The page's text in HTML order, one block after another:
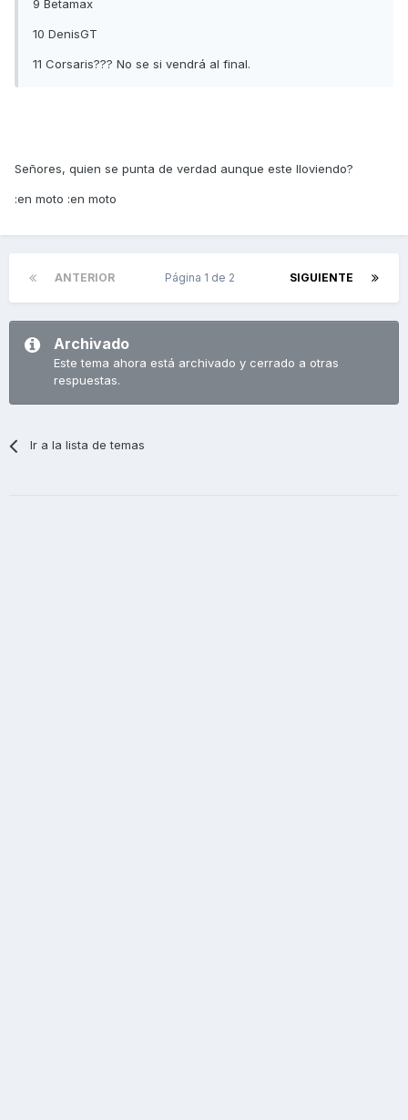
9 Betamax
10 DenisGT
11 Corsaris??? No se si vendrá al final.
Señores, quien se punta de verdad aunque este lloviendo?
:en moto :en moto
ANTERIOR SIGUIENTE
Página 1 de 2
Archivado
Este tema ahora está archivado y cerrado a otras
respuestas.
Ir a la lista de temas